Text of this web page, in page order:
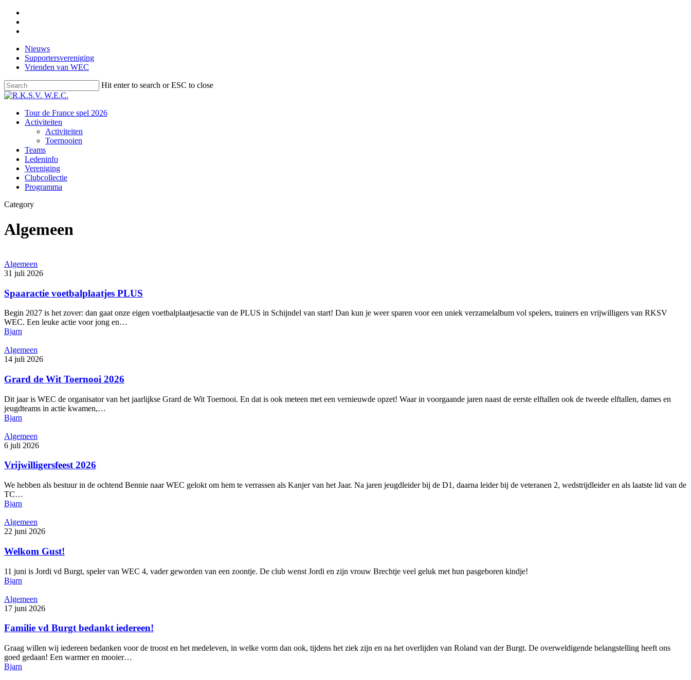
Skip
main
Nieuws
Supportersvereniging
Vrienden van WEC
Hit enter to search or ESC to close
Close
Menu
Tour de France spel 2026
Activiteiten
Activiteiten
Toernooien
Teams
Ledeninfo
Vereniging
Clubcollectie
Programma
Category
Algemeen
Algemeen
31 juli 2026
Spaaractie voetbalplaatjes PLUS
Begin 2027 is het zover: dan gaat onze eigen voetbalplaatjesactie van de PLUS in Schijndel van start! Dan kun je weer sparen voor een uniek verzamelalbum vol spelers, trainers en vrijwilligers van RKSV
WEC. Een leuke actie voor jong en…
Bjarn
Algemeen
14 juli 2026
Grard de Wit Toernooi 2026
Dit jaar is WEC de organisator van het jaarlijkse Grard de Wit Toernooi. En dat is ook meteen met een vernieuwde opzet! Waar in voorgaande jaren naast de eerste elftallen ook de tweede elftallen, dames en
jeugdteams in actie kwamen,…
Bjarn
Algemeen
6 juli 2026
Vrijwilligersfeest 2026
We hebben als bestuur in de ochtend Bennie naar WEC gelokt om hem te verrassen als Kanjer van het Jaar. Na jaren jeugdleider bij de D1, daarna leider bij de veteranen 2, wedstrijdleider en als laatste lid van de
TC…
Bjarn
Algemeen
22 juni 2026
Welkom Gust!
11 juni is Jordi vd Burgt, speler van WEC 4, vader geworden van een zoontje. De club wenst Jordi en zijn vrouw Brechtje veel geluk met hun pasgeboren kindje!
Bjarn
Algemeen
17 juni 2026
Familie vd Burgt bedankt iedereen!
Graag willen wij iedereen bedanken voor de troost en het medeleven, in welke vorm dan ook, tijdens het ziek zijn en na het overlijden van Roland van der Burgt. De overweldigende belangstelling heeft ons
goed gedaan! Een warmer en mooier…
Bjarn